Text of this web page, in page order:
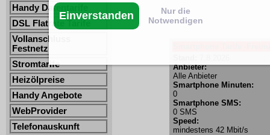
Handy Datentarife
DSL Flatrate Tarife
Vollanschluss
Festnetz
Stromtarife
Heizölpreise
Handy Angebote
WebProvider
Telefonauskunft
Anbieter:
Alle Anbieter
Smartphone Minuten:
0
Smartphone SMS:
0 SMS
Speed:
mindestens 42 Mbit/s
Einverstanden
Nur die
Notwendigen